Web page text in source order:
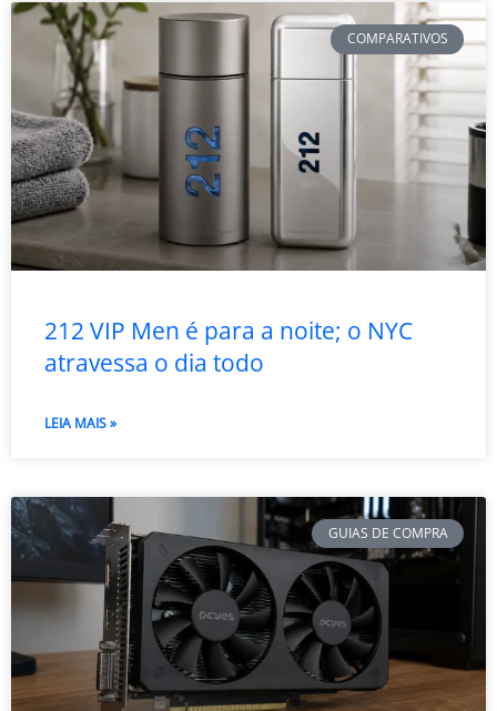
COMPARATIVOS
212 VIP Men é para a noite; o NYC
atravessa o dia todo
LEIA MAIS »
GUIAS DE COMPRA